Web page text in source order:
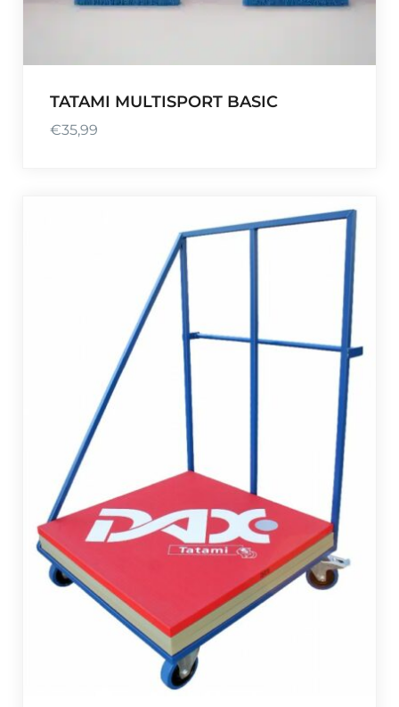
TATAMI MULTISPORT BASIC
€35,99